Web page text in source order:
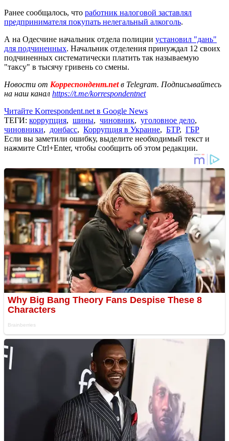
Ранее сообщалось, что работник налоговой заставлял
предпринимателя покупать нелегальный алкоголь.
А на Одесчине начальник отдела полиции установил "дань"
для подчиненных. Начальник отделения принуждал 12 своих
подчиненных систематически платить так называемую
"таксу" в тысячу гривень со смены.
Новости от Корреспондент.netв Telegram. Подписывайтесь
на наш канал https://t.me/korrespondentnet
Читайте Korrespondent.net в Google News
ТЕГИ: коррупция, шины, чиновник, уголовное дело,
чиновники, донбасс, Коррупция в Украине, БТР, ГБР
Если вы заметили ошибку, выделите необходимый текст и
нажмите Ctrl+Enter, чтобы сообщить об этом редакции.